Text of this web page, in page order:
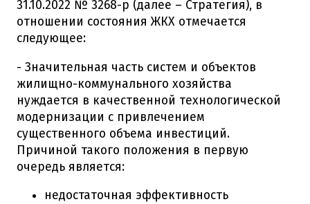
31.10.2022 № 3268-р (далее – Стратегия), в
отношении состояния ЖКХ отмечается
следующее:
- Значительная часть систем и объектов
жилищно-коммунального хозяйства
нуждается в качественной технологической
модернизации с привлечением
существенного объема инвестиций.
Причиной такого положения в первую
очередь является:
недостаточная эффективность